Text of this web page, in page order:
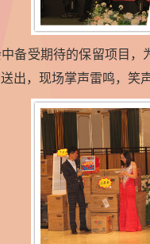
备受期待的保留项目
出，现场掌声雷鸣，笑声